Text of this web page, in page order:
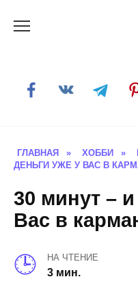
ГЛАВНАЯ » ХОББИ »
ДЕНЬГИ УЖЕ У ВАС В
30 минут –
Вас в
НА ЧТЕНИЕ
3 мин.